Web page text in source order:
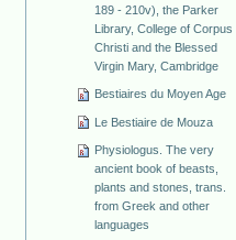
189 - 210v), the Parker
Library, College of Corpus
Christi and the Blessed
Virgin Mary, Cambridge
Bestiaires du Moyen Age
Le Bestiaire de Mouza
Physiologus. The very
ancient book of beasts,
plants and stones, trans.
from Greek and other
languages